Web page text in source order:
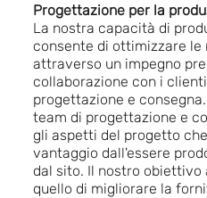
Progettazione per la
La nostra capacità di
consente di ottimizzare le
attraverso un impegno
collaborazione con i
progettazione e consegna.
team di progettazione e
gli aspetti del progetto
vantaggio dall'essere
dal sito. Il nostro obiettivo
quello di migliorare la